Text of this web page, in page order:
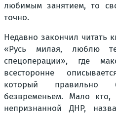
любимым занятием, то
точно.
Недавно закончил читать
«Русь милая, люблю
спецоперации», где
всесторонне
который
безвременьем. Мало
непризнанной ДНР,